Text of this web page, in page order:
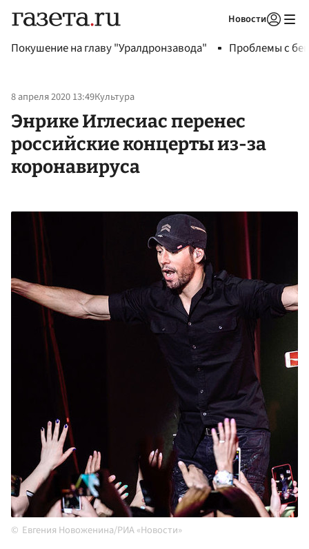
Новости
Покушение на главу "Уралдронзавода" Проблемы с
8 апреля 2020 13:49Культура
Энрике Иглесиас перенес
российские концерты из-за
коронавируса
Евгения Новоженина/РИА «Новости»